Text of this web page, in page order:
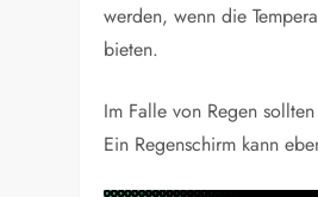
werden, wenn die
bieten.
Im Falle von Regen
Ein Regenschirm kann